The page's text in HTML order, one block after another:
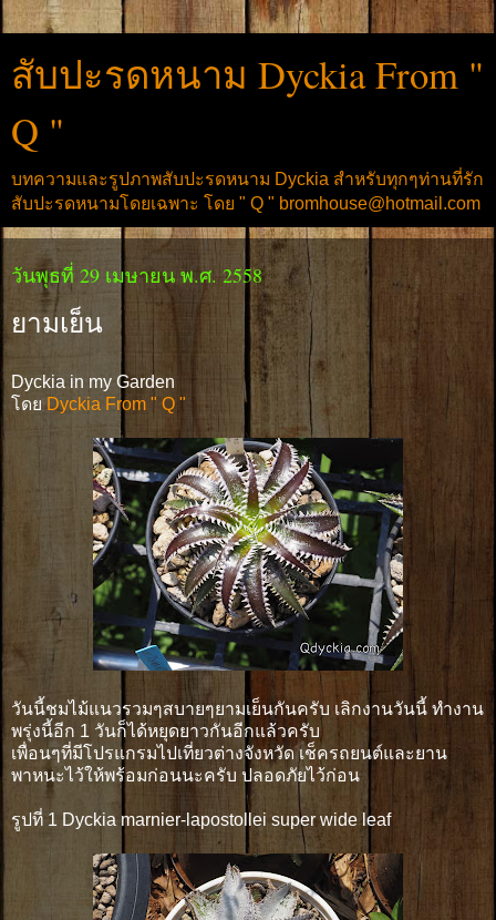
สับปะรดหนาม Dyckia From "
Q "
บทความและรูปภาพสับปะรดหนาม Dyckia สำหรับทุกๆท่านที่รัก
สับปะรดหนามโดยเฉพาะ โดย " Q " bromhouse@hotmail.com
วันพุธที่ 29 เมษายน พ.ศ. 2558
ยามเย็น
Dyckia in my Garden
โดยDyckia From " Q "
วันนี้ชมไม้แนวรวมๆสบายๆยามเย็นกันครับ เลิกงานวันนี้ ทำงาน
พรุ่งนี้อีก 1 วันก็ได้หยุดยาวกันอีกแล้วครับ
เพื่อนๆที่มีโปรแกรมไปเที่ยวต่างจังหวัด เช็ครถยนต์และยาน
พาหนะไว้ให้พร้อมก่อนนะครับ ปลอดภัยไว้ก่อน
รูปที่ 1 Dyckia marnier-lapostollei super wide leaf